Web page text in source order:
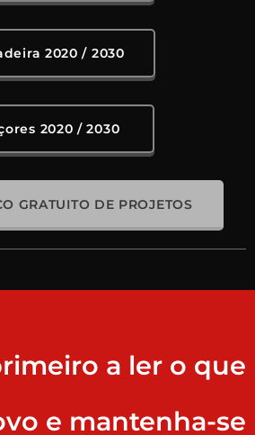
2020 / 2030
2020 / 2030
GRATUITO DE PROJETOS
a ler o que
e mantenha-se